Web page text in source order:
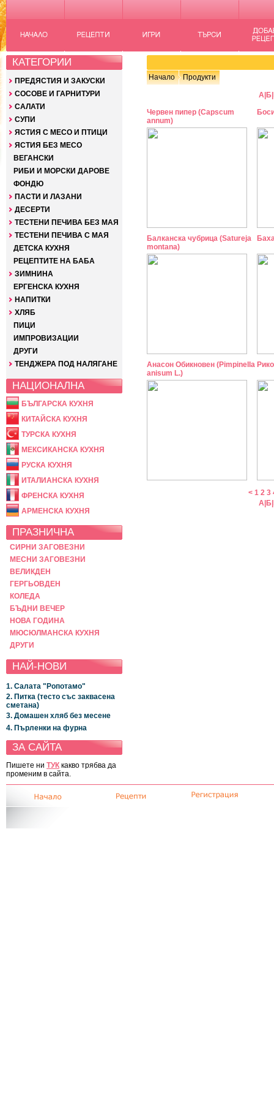
КАТЕГОРИИ
ПРЕДЯСТИЯ И ЗАКУСКИ
СОСОВЕ И ГАРНИТУРИ
САЛАТИ
СУПИ
ЯСТИЯ С МЕСО И ПТИЦИ
ЯСТИЯ БЕЗ МЕСО
ВЕГАНСКИ
РИБИ И МОРСКИ ДАРОВЕ
ФОНДЮ
ПАСТИ И ЛАЗАНИ
ДЕСЕРТИ
ТЕСТЕНИ ПЕЧИВА БЕЗ МАЯ
ТЕСТЕНИ ПЕЧИВА С МАЯ
ДЕТСКА КУХНЯ
РЕЦЕПТИТЕ НА БАБА
ЗИМНИНА
ЕРГЕНСКА КУХНЯ
НАПИТКИ
ХЛЯБ
ПИЦИ
ИМПРОВИЗАЦИИ
ДРУГИ
ТЕНДЖЕРА ПОД НАЛЯГАНЕ
НАЦИОНАЛНА
БЪЛГАРСКА КУХНЯ
КИТАЙСКА КУХНЯ
ТУРСКА КУХНЯ
МЕКСИКАНСКА КУХНЯ
РУСКА КУХНЯ
ИТАЛИАНСКА КУХНЯ
ФРЕНСКА КУХНЯ
АРМЕНСКА КУХНЯ
ПРАЗНИЧНА
СИРНИ ЗАГОВЕЗНИ
МЕСНИ ЗАГОВЕЗНИ
ВЕЛИКДЕН
ГЕРГЬОВДЕН
КОЛЕДА
БЪДНИ ВЕЧЕР
НОВА ГОДИНА
МЮСЮЛМАНСКА КУХНЯ
ДРУГИ
НАЙ-НОВИ
1. Салата "Ропотамо"
2. Питка (тесто със заквасена
сметана)
3. Домашен хляб без месене
4. Пърленки на фурна
ЗА САЙТА
Пишете ни ТУК какво трябва да
променим в сайта.
Начало Продукти
А Б
Червен пипер (Capscum
annum)
Балканска чубрица (Satureja
montana)
Анасон Обикновен (Pimpinella
anisum L.)
< 1 2 3
А Б